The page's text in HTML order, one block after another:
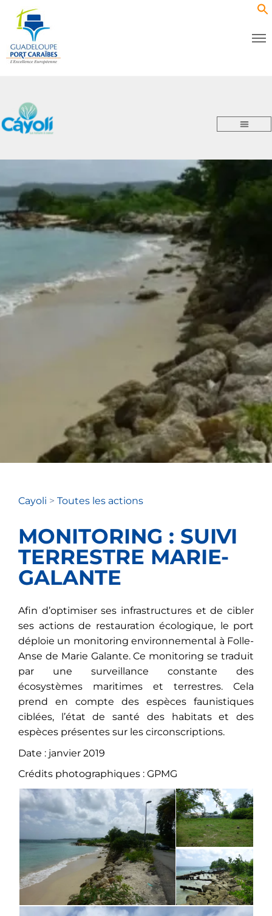
Cayoli > Toutes les actions
MONITORING : SUIVI
TERRESTRE MARIE-
GALANTE
Afin d’optimiser ses infrastructures et de cibler
ses actions de restauration écologique, le port
déploie un monitoring environnemental à Folle-
Anse de Marie Galante. Ce monitoring se traduit
par une surveillance constante des
écosystèmes maritimes et terrestres. Cela
prend en compte des espèces faunistiques
ciblées, l’état de santé des habitats et des
espèces présentes sur les circonscriptions.
Date : janvier 2019
Crédits photographiques : GPMG